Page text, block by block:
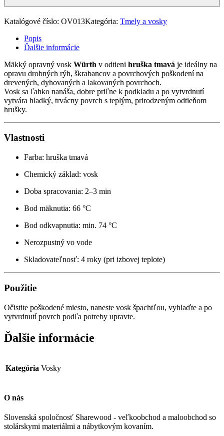
Katalógové číslo: OV013Kategória: Tmely a vosky
Popis
Ďalšie informácie
Mäkký opravný vosk Würth v odtieni hruška tmavá je ideálny na
opravu drobných rýh, škrabancov a povrchových poškodení na
drevených, dyhovaných a lakovaných povrchoch.
Vosk sa ľahko nanáša, dobre priľne k podkladu a po vytvrdnutí
vytvára hladký, trvácny povrch s teplým, prirodzeným odtieňom
hrušky.
Vlastnosti
Farba: hruška tmavá
Chemický základ: vosk
Doba spracovania: 2–3 min
Bod mäknutia: 66 °C
Bod odkvapnutia: min. 74 °C
Nerozpustný vo vode
Skladovateľnosť: 4 roky (pri izbovej teplote)
Použitie
Očistite poškodené miesto, naneste vosk špachtľou, vyhlaďte a po
vytvrdnutí povrch podľa potreby upravte.
Ďalšie informácie
Kategória Vosky
O nás
Slovenská spoločnosť Sharewood - veľkoobchod a maloobchod so
stolárskymi materiálmi a nábytkovým kovaním.